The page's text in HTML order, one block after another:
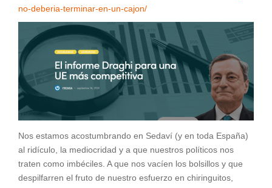
no-deberia-terminar-en-un-cajon/
Nos estamos acostumbrando en Sedaví (y en toda España)
al ridículo, la mediocridad y a que nuestros políticos nos
traten como imbéciles. A que nos vacíen los bolsillos y que
despilfarren el fruto de nuestro esfuerzo en chiringuitos,